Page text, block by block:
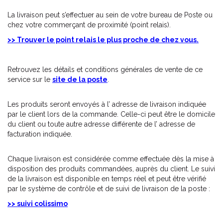
La livraison peut s’effectuer au sein de votre bureau de Poste ou
chez votre commerçant de proximité (point relais).
>> Trouver le point relais le plus proche de chez vous.
Retrouvez les détails et conditions générales de vente de ce
service sur le site de la poste
Les produits seront envoyés à l’ adresse de livraison indiquée
par le client lors de la commande. Celle-ci peut être le domicile
du client ou toute autre adresse différente de l’ adresse de
facturation indiquée.
Chaque livraison est considérée comme effectuée dès la mise à
disposition des produits commandées, auprès du client. Le suivi
de la livraison est disponible en temps réel et peut être vérifié
par le système de contrôle et de suivi de livraison de la poste :
>> suivi colissimo